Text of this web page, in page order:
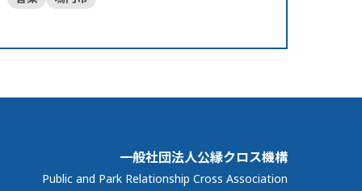
一般社団法人公縁クロス機構
Public and Park Relationship Cross Association